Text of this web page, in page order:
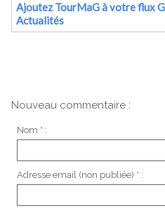
Ajoutez TourMaG à votre flux
Actualités
Nouveau commentaire :
Nom * :
Adresse email (non publiée) * :